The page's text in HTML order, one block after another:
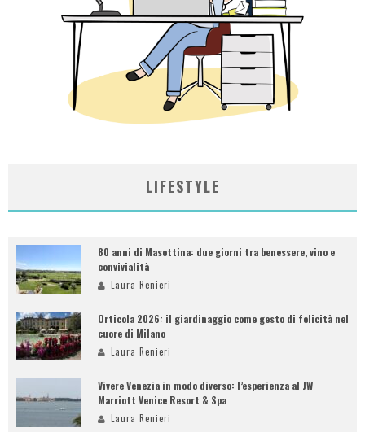
LIFESTYLE
80 anni di Masottina: due giorni tra benessere, vino e
convivialità
Laura Renieri
Orticola 2026: il giardinaggio come gesto di felicità nel
cuore di Milano
Laura Renieri
Vivere Venezia in modo diverso: l’esperienza al JW
Marriott Venice Resort & Spa
Laura Renieri